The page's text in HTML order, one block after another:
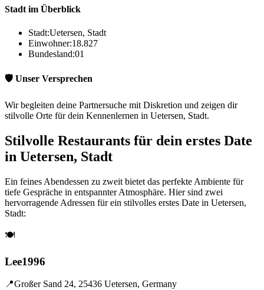
Stadt im Überblick
Stadt:Uetersen, Stadt
Einwohner:18.827
Bundesland:01
🛡️ Unser Versprechen
Wir begleiten deine Partnersuche mit Diskretion und zeigen dir
stilvolle Orte für dein Kennenlernen in Uetersen, Stadt.
Stilvolle Restaurants für dein erstes Date
in Uetersen, Stadt
Ein feines Abendessen zu zweit bietet das perfekte Ambiente für
tiefe Gespräche in entspannter Atmosphäre. Hier sind zwei
hervorragende Adressen für ein stilvolles erstes Date in Uetersen,
Stadt:
🍽️
Lee1996
📍Großer Sand 24, 25436 Uetersen, Germany